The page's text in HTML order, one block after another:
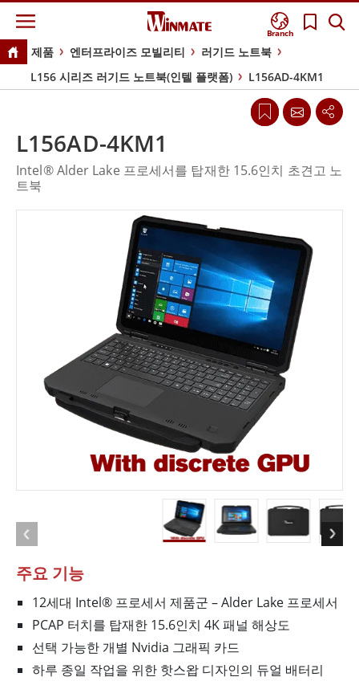
Branch
제품 엔터프라이즈 모빌리티
러기드 노트북
L156 시리즈 러기드 노트북(인텔 플랫폼)
L156AD-4KM1
주요 기능
12세대 Intel® 프로세서 제품군 – Alder Lake 프로세서
PCAP 터치를 탑재한 15.6인치 4K 패널 해상도
선택 가능한 개별 Nvidia 그래픽 카드
하루 종일 작업을 위한 핫스왑 디자인의 듀얼 배터리
L156AD-4KM1
Intel® Alder Lake 프로세서를 탑재한 15.6인치 초견고 노
트북